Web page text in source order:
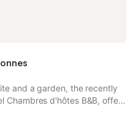
and a garden, the recently
Chambres d'hôtes B&B, offers
from Dieppe Beach and